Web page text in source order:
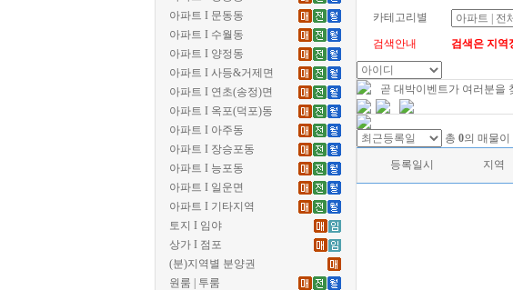
아파트 I 문동동
아파트 I 수월동
아파트 I 양정동
아파트 I 사등&거제면
아파트 I 연초(송정)면
아파트 I 옥포(덕포)동
아파트 I 아주동
아파트 I 장승포동
아파트 I 능포동
아파트 I 일운면
아파트 I 기타지역
토지 I 임야
상가 I 점포
(분)지역별 분양권
원룸 | 투룸
카테고리별
검색안내
검색은 지역
곧 대박이벤트가 여러분을
총 0의 매물이
등록일시 지역